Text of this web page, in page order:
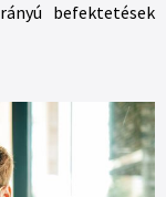
befektetések